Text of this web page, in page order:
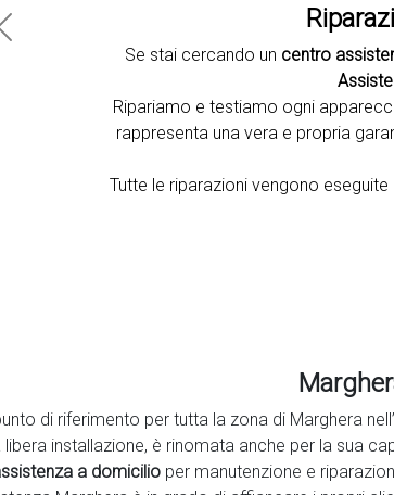
Se stai cercando un centro
Ripariamo e testiamo ogni
rappresenta una vera e propria
Tutte le riparazioni vengono
Previous
di riferimento per tutta la zona di Marghera
libera installazione, è rinomata anche per la sua
a domicilio per manutenzione e